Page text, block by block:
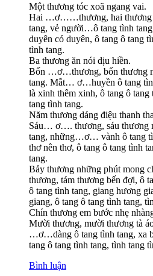
Một thương tóc xoã ngang vai.
Hai …ơ……thương, hai thương
tang, vẻ người…ô tang tình
duyên có duyên, ô tang ô tang
tình tang.
Ba thương ăn nói dịu hiền.
Bốn …ơ…thương, bốn thương
tang. Mắt… ơ…huyền ô tang
là xinh thêm xinh, ô tang ô
tang tình tang.
Năm thương dáng điệu thanh
Sáu… ơ…. thương, sáu thương
tang, những…ơ… vành ô tang
thơ nên thơ, ô tang ô tang tình
tang.
Bảy thương những phút mong
thương, tám thương bến đợi, ô
ô tang tình tang, giang hương
giang, ô tang ô tang tình tang,
Chín thương em bước nhẹ
Mười thương, mười thương tà
…ơ…dàng ô tang tình tang, xa
tang ô tang tình tang, tình tang
Bình luận